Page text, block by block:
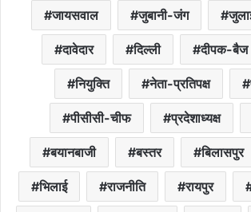
जायसवाल जुबानी-जंग
दावेदार दिल्ली दीपक-बैज
नियुक्ति नेता-प्रतिपक्ष
पीसीसी-चीफ प्रदेशाध्यक्ष
बयानबाजी बस्तर बिलासपुर
भिलाई राजनीति रायपुर